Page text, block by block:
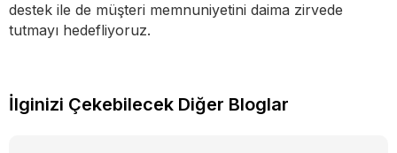
destek ile de müşteri memnuniyetini daima zirvede
tutmayı hedefliyoruz.
İlginizi Çekebilecek Diğer Bloglar